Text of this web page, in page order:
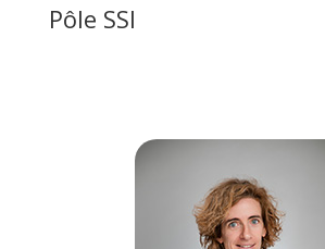
Pôle SSI